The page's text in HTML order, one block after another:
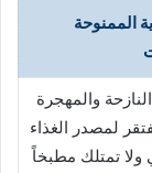
الممنوحة
والمهجرة
لمصدر الغذاء
ولا تمتلك مطبخاً